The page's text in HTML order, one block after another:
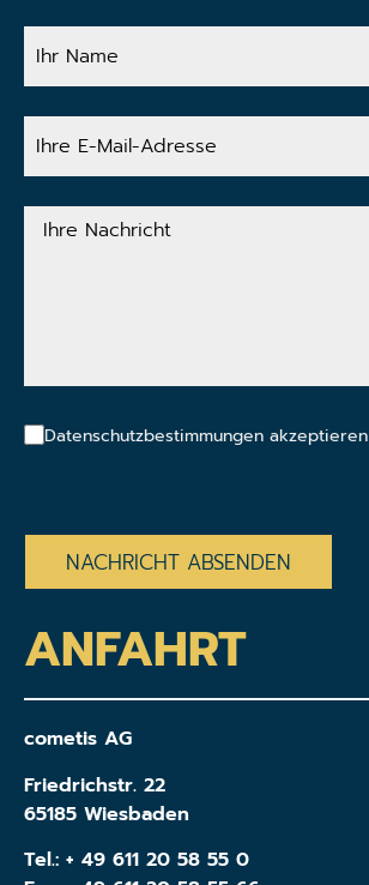
Ihr
Name
Ihre
E-
Adresse
Ihre
Nachricht
Datenschutzbestimmungen akzeptieren
ANFAHRT
cometis AG
Friedrichstr. 22
65185 Wiesbaden
Tel.: + 49 611 20 58 55 0